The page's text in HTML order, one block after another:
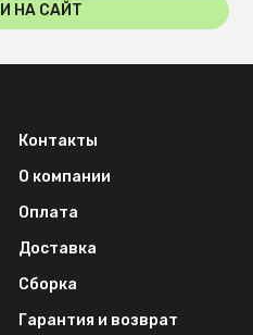
НА САЙТ
Контакты
О компании
Оплата
Доставка
Сборка
Гарантия и возврат